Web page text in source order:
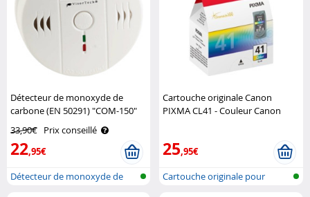
Détecteur de monoxyde de
carbone (EN 50291) "COM-150"
33,90€ Prix conseillé
22,95€
Détecteur de monoxyde de
Cartouche originale Canon
PIXMA CL41 - Couleur Canon
25,95€
Cartouche originale pour